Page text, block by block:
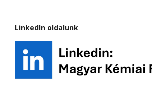
LinkedIn oldalunk